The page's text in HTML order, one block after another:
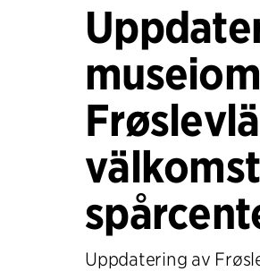
Uppdatering av